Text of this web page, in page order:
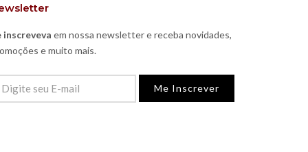
inscreveva em nossa newsletter e receba novidades,
e muito mais.
Me Inscrever